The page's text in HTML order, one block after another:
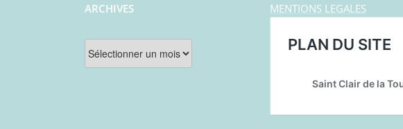
ARCHIVES
Archives
MENTIONS LEGALES